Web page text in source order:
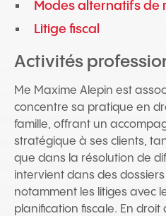
Modes alternatifs de
Litige fiscal
Activités
Me Maxime Alepin est
concentre sa pratique en
famille, offrant un
stratégique à ses clients,
que dans la résolution de
intervient dans des
notamment les litiges avec
planification fiscale. En